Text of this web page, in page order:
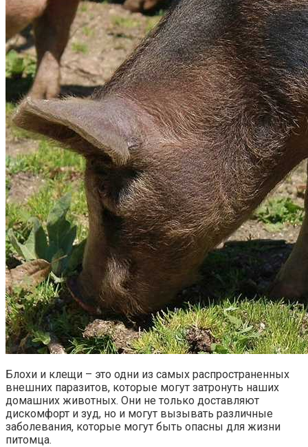
Блохи и клещи – это одни из самых распространенных
внешних паразитов, которые могут затронуть наших
домашних животных. Они не только доставляют
дискомфорт и зуд, но и могут вызывать различные
заболевания, которые могут быть опасны для жизни
питомца.